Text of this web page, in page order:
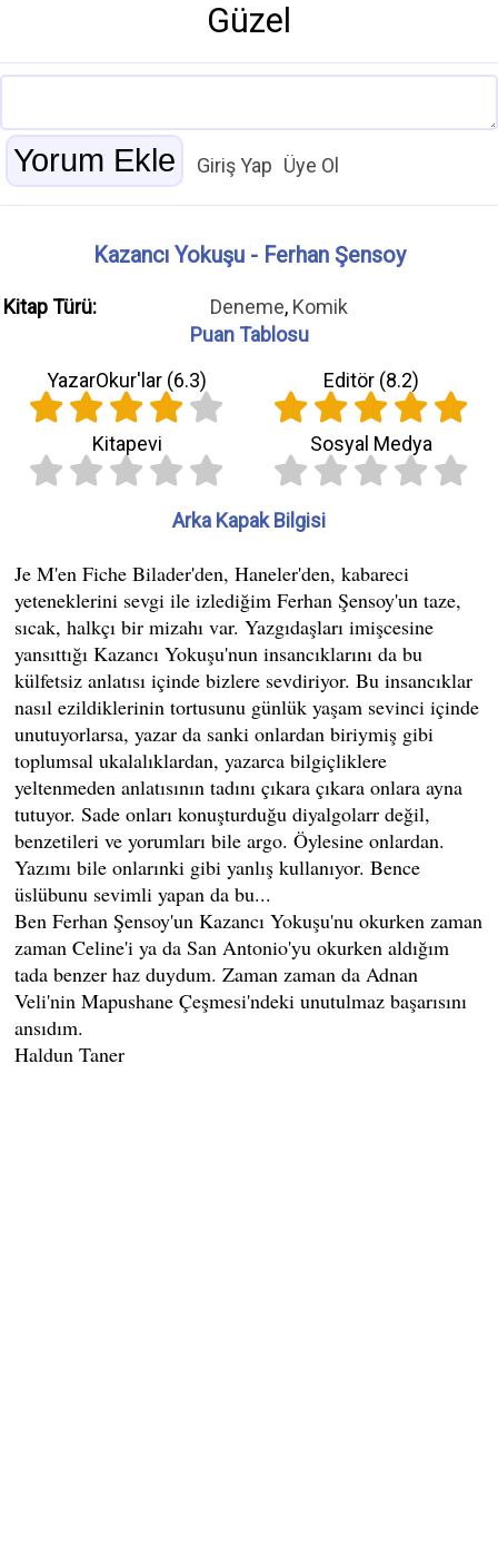
Güzel
Giriş Yap Üye Ol
Kazancı Yokuşu - Ferhan Şensoy
Kitap Türü: Deneme, Komik
Puan Tablosu
YazarOkur'lar (6.3) Editör (8.2)
Kitapevi Sosyal Medya
Arka Kapak Bilgisi